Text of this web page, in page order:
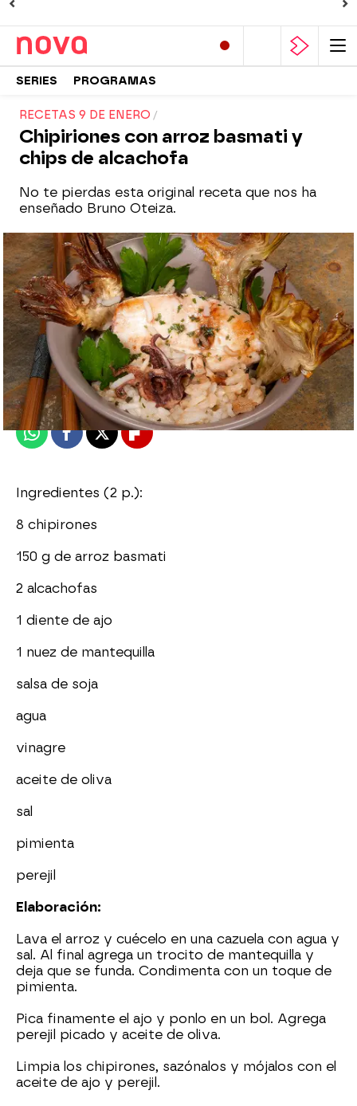
SERIES PROGRAMAS
RECETAS 9 DE ENERO
Chipiriones con arroz basmati y
chips de alcachofa
No te pierdas esta original receta que nos ha
enseñado Bruno Oteiza.
Nova
Madrid
Publicado:09 de enero de 2015, 17:17
WhatsappFacebook
X Flipboard
Ingredientes (2 p.):
8 chipirones
150 g de arroz basmati
2 alcachofas
1 diente de ajo
1 nuez de mantequilla
salsa de soja
agua
vinagre
aceite de oliva
sal
pimienta
perejil
Elaboración:
Lava el arroz y cuécelo en una cazuela con agua y
sal. Al final agrega un trocito de mantequilla y
deja que se funda. Condimenta con un toque de
pimienta.
Pica finamente el ajo y ponlo en un bol. Agrega
perejil picado y aceite de oliva.
Limpia los chipirones, sazónalos y mójalos con el
aceite de ajo y perejil.